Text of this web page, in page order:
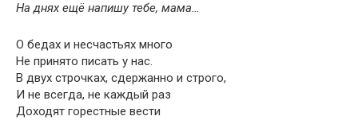
На днях ещё напишу тебе, мама…
О бедах и несчастьях много
Не принято писать у нас.
В двух строчках, сдержанно и строго,
И не всегда, не каждый раз
Доходят горестные вести